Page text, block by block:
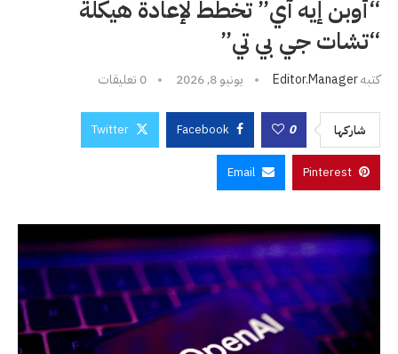
“أوبن إيه آي” تخطط لإعادة هيكلة
“تشات جي بي تي”
كتبهEditor.manager يونيو 8, 2026 0 تعليقات
شاركها 0
Facebook
Twitter
Pinterest
Email